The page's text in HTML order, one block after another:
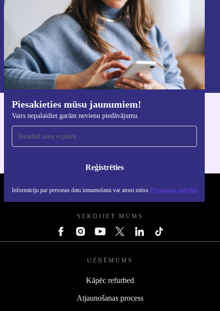
Piesakieties mūsu jaunumiem!
Vairs nepalaidiet garām nevienu piedāvājumu
Reģistrēties
Informāciju par personas datu izmantošanu var atrast mūsu Privātuma politikā
Reģistrēties
Informāciju par personas datu izmantošanu varat atrast mūsu
Privātuma politikā.
Lejupielādējiet refurbed lietotni
iOS un Android ierīcēm
REFURBED - RETHINK NEW.
SEKOJIET MUMS
UZŅĒMUMS
Kāpēc refurbed
Atjaunošanas process